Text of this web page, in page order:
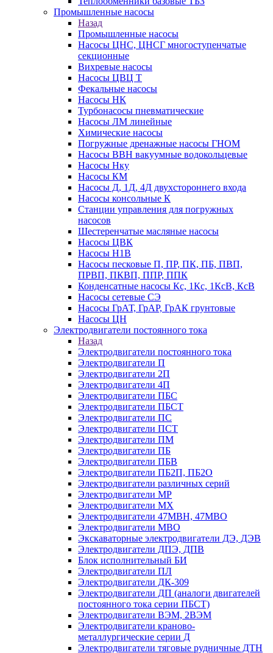
Промышленные насосы
Назад
Промышленные насосы
Насосы ЦНС, ЦНСГ многоступенчатые
секционные
Вихревые насосы
Насосы ЦВЦ Т
Фекальные насосы
Насосы НК
Турбонасосы пневматические
Насосы ЛМ линейные
Химические насосы
Погружные дренажные насосы ГНОМ
Насосы ВВН вакуумные водокольцевые
Насосы Нку
Насосы КМ
Насосы Д, 1Д, 4Д двухстороннего входа
Насосы консольные К
Станции управления для погружных
насосов
Шестеренчатые масляные насосы
Насосы ЦВК
Насосы Н1В
Насосы песковые П, ПР, ПК, ПБ, ПВП,
ПРВП, ПКВП, ППР, ППК
Конденсатные насосы Кс, 1Кс, 1КсВ, КсВ
Насосы сетевые СЭ
Насосы ГрАТ, ГрАР, ГрАК грунтовые
Насосы ЦН
Электродвигатели постоянного тока
Назад
Электродвигатели постоянного тока
Электродвигатели П
Электродвигатели 2П
Электродвигатели 4П
Электродвигатели ПБС
Электродвигатели ПБСТ
Электродвигатели ПС
Электродвигатели ПСТ
Электродвигатели ПМ
Электродвигатели ПБ
Электродвигатели ПБВ
Электродвигатели ПБ2П, ПБ2О
Электродвигатели различных серий
Электродвигатели МР
Электродвигатели MX
Электродвигатели 47MBH, 47МВО
Электродвигатели MBO
Экскаваторные электродвигатели ДЭ, ДЭВ
Электродвигатели ДПЭ, ДПВ
Блок исполнительный БИ
Электродвигатели ПЛ
Электродвигатели ДК-309
Электродвигатели ДП (аналоги двигателей
постоянного тока серии ПБСТ)
Электродвигатели ВЭМ, 2ВЭМ
Электродвигатели краново-
металлургические серии Д
Электродвигатели тяговые рудничные ДТН